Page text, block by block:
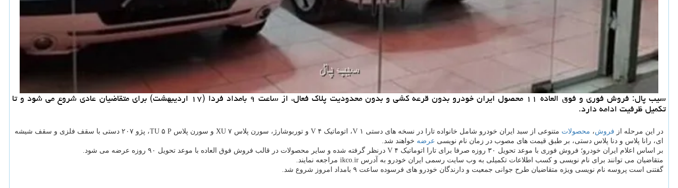
سیب پال: فروش فوری و فوق العاده ۱۱ محصول ایران خودرو بدون قرعه کشی و بدون محدودیت پلاک فعال، از ساعت ۹ بامداد فردا (۱۷ اردیبهشت) برای متقاضیان عادی شروع می شود و تا
تکمیل ظرفیت ادامه دارد.
در این مرحله از فروش، محصولات
متنوعی از سبد ایران خودرو شامل خانواده تارا در نسخه های دستی V ۱، اتوماتیک V ۴ و توربوشارژ، سورن پلاس XU ۷ و سورن پلاس TU ۵ P، پژو ۲۰۷ دستی با سقف فلزی و سقف شیشه
ای، رانا پلاس و دنا پلاس دستی، بر طبق قیمت های مصوب در زمان نام نویسی عرضه خواهند شد.
بر اساس اعلام ایران خودرو؛ فروش فوری با موعد تحویل ۳۰ روزه صرفا برای تارا اتوماتیک V ۴ درنظر گرفته شده و سایر محصولات در قالب فروش فوق العاده با موعد تحویل ۹۰ روزه عرضه می شود.
متقاضیان می توانند برای نام نویسی و کسب اطلاعات تکمیلی به وب سایت رسمی ایران خودرو به آدرس ikco.ir مراجعه نمایند.
گفتنی است پروسه نام نویسی ویژه متقاضیان طرح جوانی جمعیت و دارندگان خودرو های فرسوده ساعت ۹ بامداد امروز شروع شد.